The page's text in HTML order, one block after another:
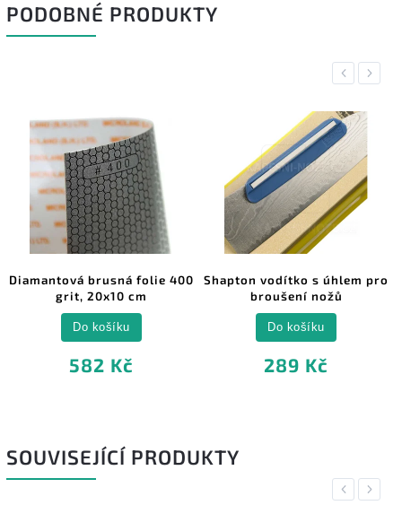
PODOBNÉ PRODUKTY
Previous
Diamantová brusná folie 400
grit, 20x10 cm
582 Kč
Do košíku
Shapton vodítko s úhlem pro
broušení nožů
289 Kč
Do košíku
Next
SOUVISEJÍCÍ PRODUKTY
Previous
Next